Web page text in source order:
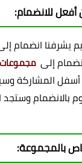
أفعل للانضمام:
يشرفنا انضمام
إلى مجموعات
أسفل المشاركة
بالانضمام وستجد
بالمجموعة: